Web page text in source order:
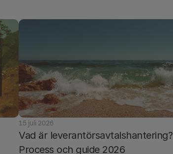
15 juli 2026
Vad är leverantörsavtalshantering?
Process och guide 2026